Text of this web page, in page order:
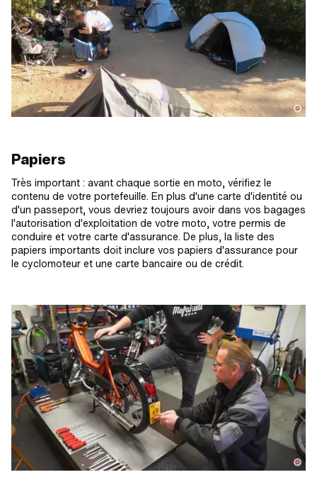
Papiers
Très important : avant chaque sortie en moto, vérifiez le
contenu de votre portefeuille. En plus d'une carte d'identité ou
d'un passeport, vous devriez toujours avoir dans vos bagages
l'autorisation d'exploitation de votre moto, votre permis de
conduire et votre carte d'assurance. De plus, la liste des
papiers importants doit inclure vos papiers d'assurance pour
le cyclomoteur et une carte bancaire ou de crédit.